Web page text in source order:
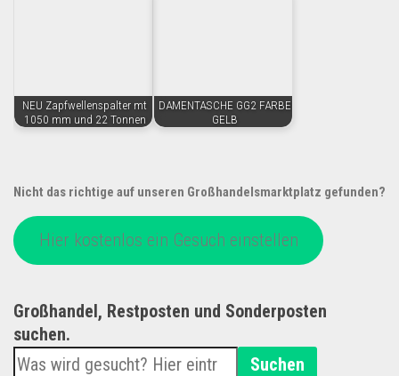
NEU Zapfwellenspalter mt
1050 mm und 22 Tonnen
DAMENTASCHE GG2 FARBE
GELB
Nicht das richtige auf unseren Großhandelsmarktplatz gefunden?
Hier kostenlos ein Gesuch einstellen
Großhandel, Restposten und Sonderposten
suchen.
Suchen